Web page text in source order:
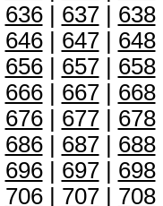
636| 637| 638|
646| 647| 648|
656| 657| 658|
666| 667| 668|
676| 677| 678|
686| 687| 688|
696| 697| 698|
706| 707| 708|